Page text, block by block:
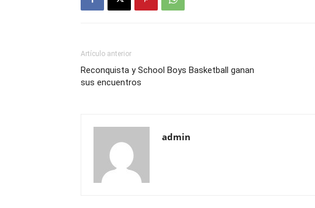
Artículo anterior
Reconquista y School Boys Basketball ganan
sus encuentros
admin